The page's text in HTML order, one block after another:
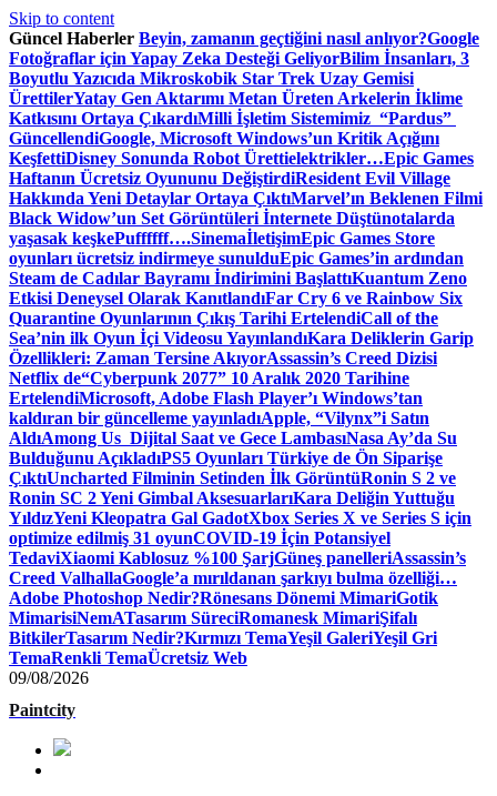
Skip to content
Güncel Haberler Beyin, zamanın geçtiğini nasıl anlıyor?Google
Fotoğraflar için Yapay Zeka Desteği GeliyorBilim İnsanları, 3
Boyutlu Yazıcıda Mikroskobik Star Trek Uzay Gemisi
ÜrettilerYatay Gen Aktarımı Metan Üreten Arkelerin İklime
Katkısını Ortaya ÇıkardıMilli İşletim Sistemimiz “Pardus”
GüncellendiGoogle, Microsoft Windows’un Kritik Açığını
KeşfettiDisney Sonunda Robot Ürettielektrikler…Epic Games
Haftanın Ücretsiz Oyununu DeğiştirdiResident Evil Village
Hakkında Yeni Detaylar Ortaya ÇıktıMarvel’ın Beklenen Filmi
Black Widow’un Set Görüntüleri İnternete Düştünotalarda
yaşasak keşkePuffffff….SinemaİletişimEpic Games Store
oyunları ücretsiz indirmeye sunulduEpic Games’in ardından
Steam de Cadılar Bayramı İndirimini BaşlattıKuantum Zeno
Etkisi Deneysel Olarak KanıtlandıFar Cry 6 ve Rainbow Six
Quarantine Oyunlarının Çıkış Tarihi ErtelendiCall of the
Sea’nin ilk Oyun İçi Videosu YayınlandıKara Deliklerin Garip
Özellikleri: Zaman Tersine AkıyorAssassin’s Creed Dizisi
Netflix de“Cyberpunk 2077” 10 Aralık 2020 Tarihine
ErtelendiMicrosoft, Adobe Flash Player’ı Windows’tan
kaldıran bir güncelleme yayınladıApple, “Vilynx”i Satın
AldıAmong Us Dijital Saat ve Gece LambasıNasa Ay’da Su
Bulduğunu AçıkladıPS5 Oyunları Türkiye de Ön Siparişe
ÇıktıUncharted Filminin Setinden İlk GörüntüRonin S 2 ve
Ronin SC 2 Yeni Gimbal AksesuarlarıKara Deliğin Yuttuğu
YıldızYeni Kleopatra Gal GadotXbox Series X ve Series S için
optimize edilmiş 31 oyunCOVID-19 İçin Potansiyel
TedaviXiaomi Kablosuz %100 ŞarjGüneş panelleriAssassin’s
Creed ValhallaGoogle’a mırıldanan şarkıyı bulma özelliği…
Adobe Photoshop Nedir?Rönesans Dönemi MimariGotik
MimarisiNemATasarım SüreciRomanesk MimariŞifalı
BitkilerTasarım Nedir?Kırmızı TemaYeşil GaleriYeşil Gri
TemaRenkli TemaÜcretsiz Web
09/08/2026
Paintcity